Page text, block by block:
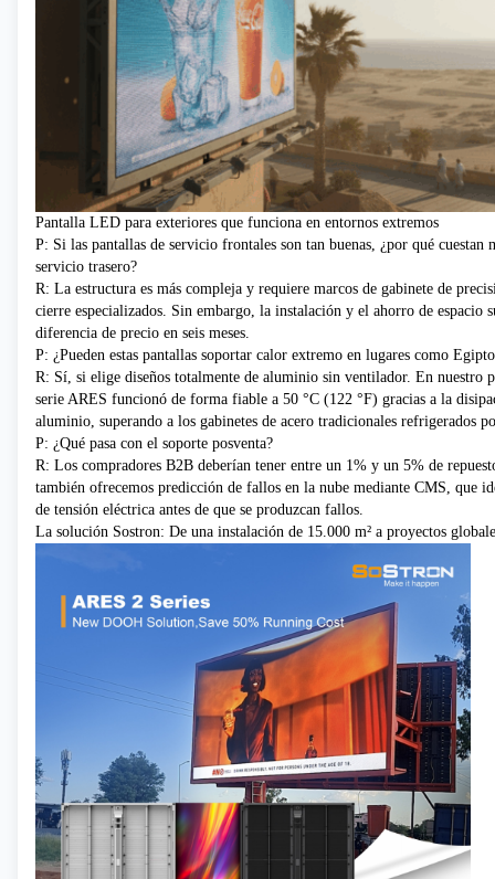
Pantalla LED para exteriores que funciona en entornos extremos
P: Si las pantallas de servicio frontales son tan buenas, ¿por qué cuestan
servicio trasero?
R: La estructura es más compleja y requiere marcos de gabinete de
cierre especializados. Sin embargo, la instalación y el ahorro de espacio
diferencia de precio en seis meses.
P: ¿Pueden estas pantallas soportar calor extremo en lugares como
R: Sí, si elige diseños totalmente de aluminio sin ventilador. En nuestro
serie ARES funcionó de forma fiable a 50 °C (122 °F) gracias a la
aluminio, superando a los gabinetes de acero tradicionales refrigerados
P: ¿Qué pasa con el soporte posventa?
R: Los compradores B2B deberían tener entre un 1% y un 5% de
también ofrecemos predicción de fallos en la nube mediante CMS, que
de tensión eléctrica antes de que se produzcan fallos.
La solución Sostron: De una instalación de 15.000 m² a proyectos